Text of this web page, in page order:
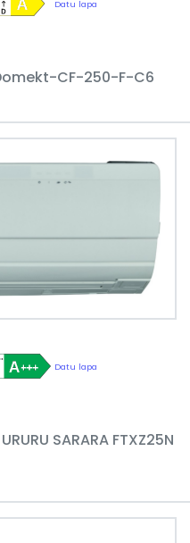
Datu lapa
CF-250-F-C6
Datu lapa
SARARA FTXZ25N